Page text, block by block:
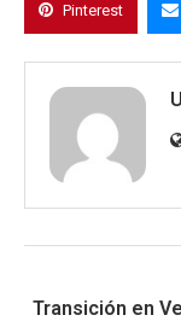
Pinterest
Transición en